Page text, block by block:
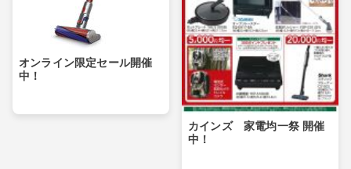
オンライン限定セール開催
中！
カインズ 家電均一祭 開催
中！